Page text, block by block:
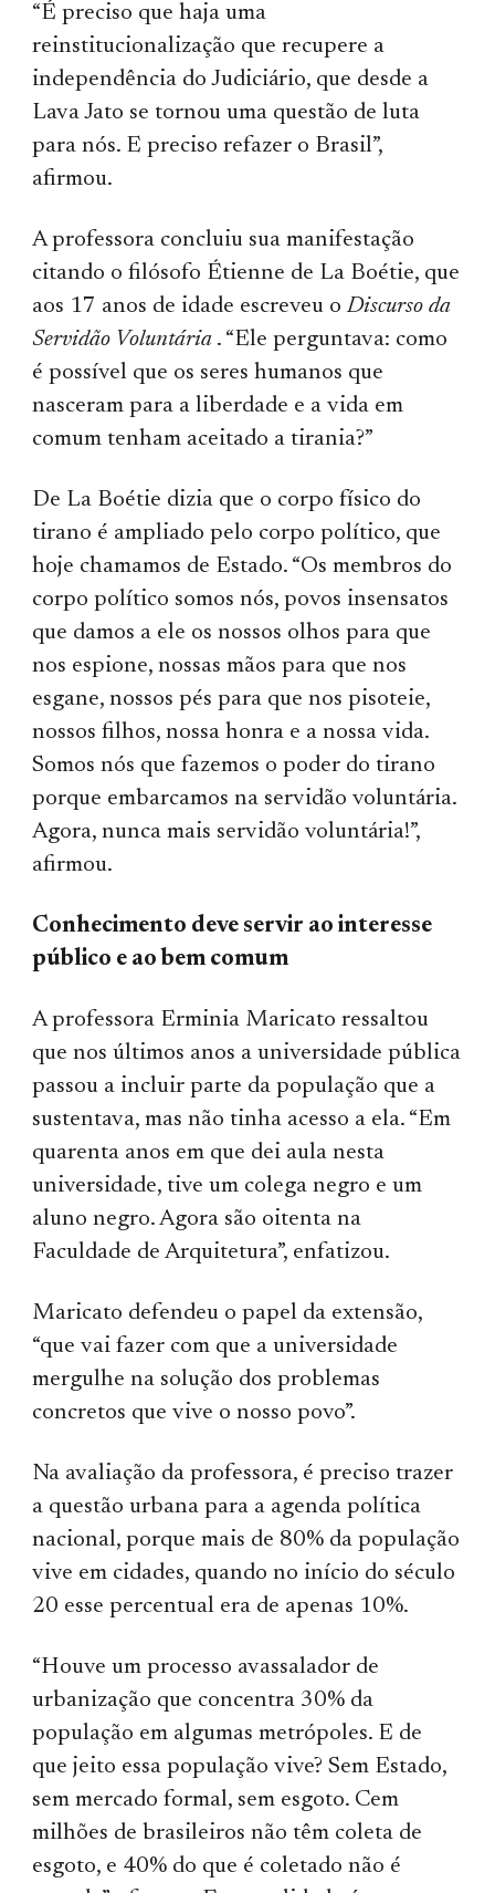
“É preciso que haja uma
reinstitucionalização que recupere a
independência do Judiciário, que desde a
Lava Jato se tornou uma questão de luta
para nós. E preciso refazer o Brasil”,
afirmou.
A professora concluiu sua manifestação
citando o filósofo Étienne de La Boétie, que
aos 17 anos de idade escreveu oDiscurso da
Servidão Voluntária . “Ele perguntava: como
é possível que os seres humanos que
nasceram para a liberdade e a vida em
comum tenham aceitado a tirania?”
De La Boétie dizia que o corpo físico do
tirano é ampliado pelo corpo político, que
hoje chamamos de Estado. “Os membros do
corpo político somos nós, povos insensatos
que damos a ele os nossos olhos para que
nos espione, nossas mãos para que nos
esgane, nossos pés para que nos pisoteie,
nossos filhos, nossa honra e a nossa vida.
Somos nós que fazemos o poder do tirano
porque embarcamos na servidão voluntária.
Agora, nunca mais servidão voluntária!”,
afirmou.
Conhecimento deve servir ao interesse
público e ao bem comum
A professora Erminia Maricato ressaltou
que nos últimos anos a universidade pública
passou a incluir parte da população que a
sustentava, mas não tinha acesso a ela. “Em
quarenta anos em que dei aula nesta
universidade, tive um colega negro e um
aluno negro. Agora são oitenta na
Faculdade de Arquitetura”, enfatizou.
Maricato defendeu o papel da extensão,
“que vai fazer com que a universidade
mergulhe na solução dos problemas
concretos que vive o nosso povo”.
Na avaliação da professora, é preciso trazer
a questão urbana para a agenda política
nacional, porque mais de 80% da população
vive em cidades, quando no início do século
20 esse percentual era de apenas 10%.
“Houve um processo avassalador de
urbanização que concentra 30% da
população em algumas metrópoles. E de
que jeito essa população vive? Sem Estado,
sem mercado formal, sem esgoto. Cem
milhões de brasileiros não têm coleta de
esgoto, e 40% do que é coletado não é